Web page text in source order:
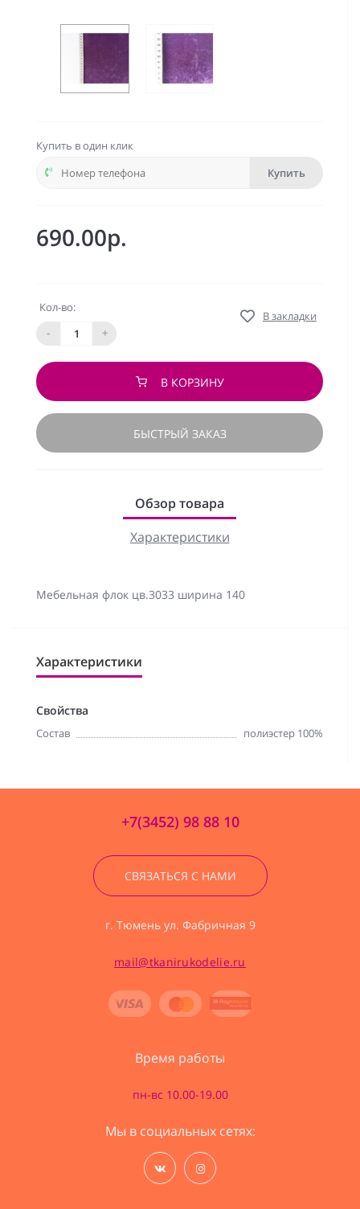
Купить в один клик
Купить
690.00р.
Кол-во:
-
+
В закладки
В КОРЗИНУ
БЫСТРЫЙ ЗАКАЗ
Обзор товара
Характеристики
Мебельная флок цв.3033 ширина 140
Характеристики
Свойства
Состав полиэстер 100%
+7(3452) 98 88 10
СВЯЗАТЬСЯ С НАМИ
г. Тюмень ул. Фабричная 9
mail@tkanirukodelie.ru
Время работы
пн-вс 10.00-19.00
Мы в социальных сетях: